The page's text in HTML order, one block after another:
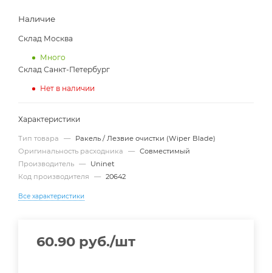
Наличие
Склад Москва
Много
Склад Санкт-Петербург
Нет в наличии
Характеристики
Тип товара —
Ракель / Лезвие очистки (Wiper Blade)
Оригинальность расходника
— Совместимый
Производитель —
Uninet
Код производителя
— 20642
Все характеристики
60.90 руб./шт